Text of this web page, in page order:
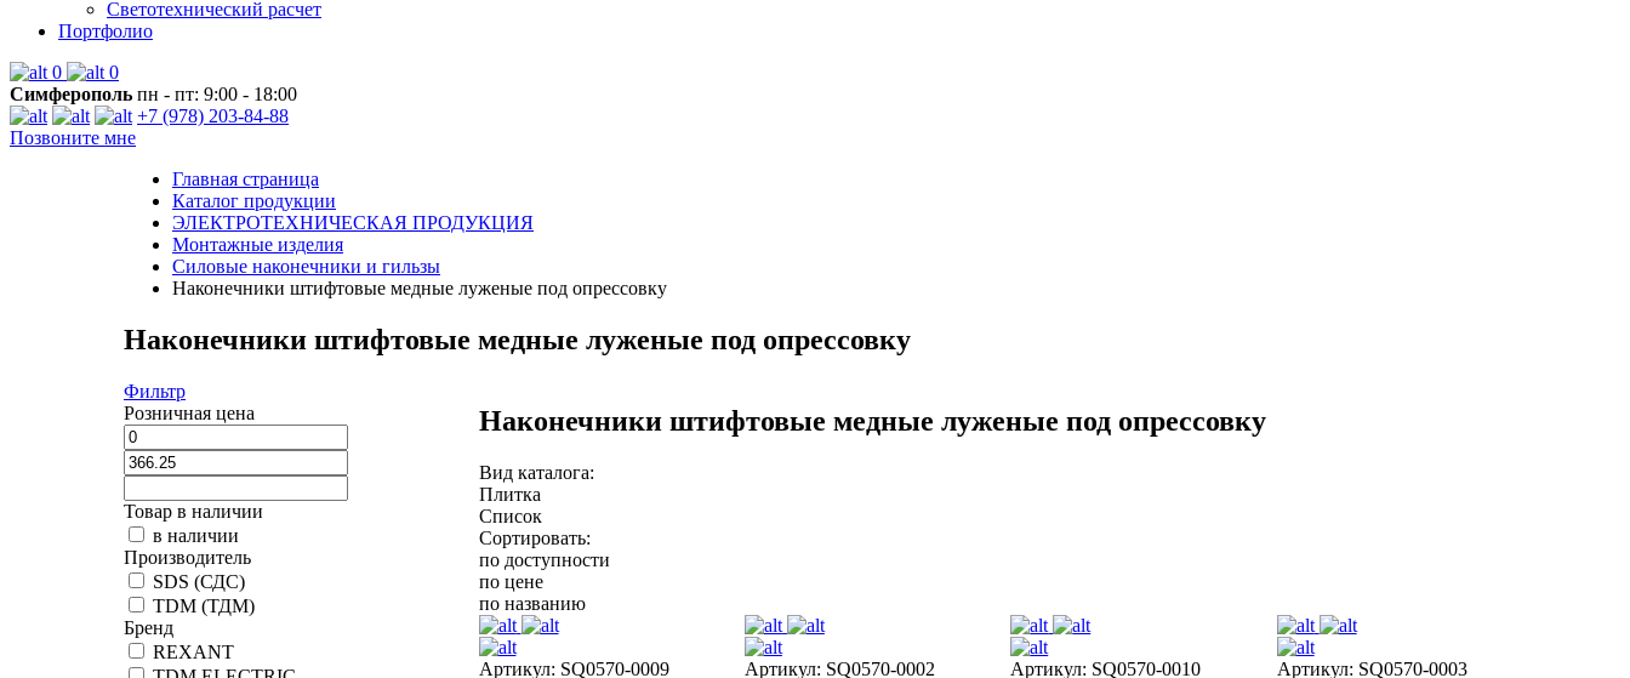
Светотехнический расчет
Портфолио
0
0
Симферополь пн - пт: 9:00 - 18:00
+7 (978) 203-84-88
Позвоните мне
Главная страница
Каталог продукции
ЭЛЕКТРОТЕХНИЧЕСКАЯ ПРОДУКЦИЯ
Монтажные изделия
Силовые наконечники и гильзы
Наконечники штифтовые медные луженые под опрессовку
Наконечники штифтовые медные луженые под опрессовку
Фильтр
Розничная цена
Товар в наличии
в наличии
Производитель
SDS (СДС)
TDM (ТДМ)
Бренд
REXANT
Наконечники штифтовые медные луженые под опрессовку
Вид каталога:
Плитка
Список
Сортировать:
по доступности
по цене
по названию
Артикул: SQ0570-0009 Артикул: SQ0570-0002 Артикул: SQ0570-0010 Артикул: SQ0570-0003